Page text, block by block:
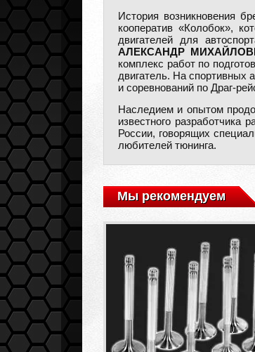
История возникновения
кооператив «Колобок»,
двигателей для
АЛЕКСАНДР
комплекс работ по
двигатель. На спортивных
и соревнований по Драг-
Наследием и опытом
известного разработчика
России, говорящих
любителей тюнинга.
Мы рекомендуем